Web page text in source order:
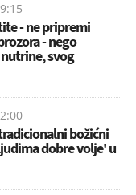
- ne pripremi
- nego
svog
božićni
dobre volje' u